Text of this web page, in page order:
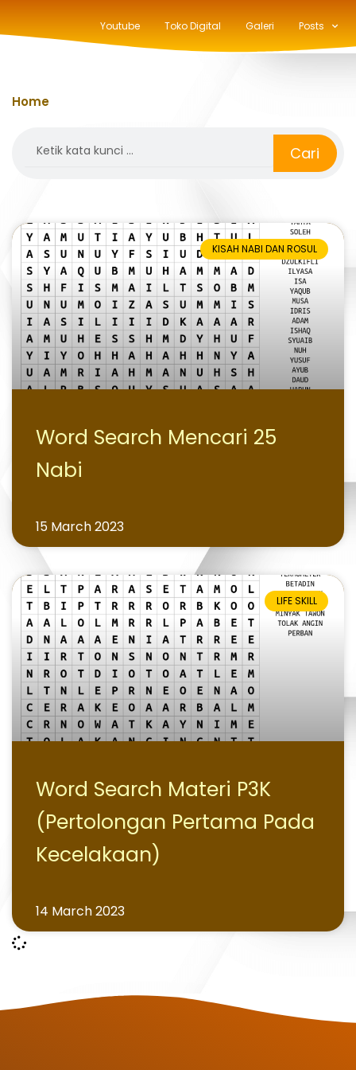
Youtube Toko Digital Galeri Posts
Home
Cari
KISAH NABI DAN ROSUL
Word Search Mencari 25
Nabi
15 March 2023
LIFE SKILL
Word Search Materi P3K
(Pertolongan Pertama Pada
Kecelakaan)
14 March 2023